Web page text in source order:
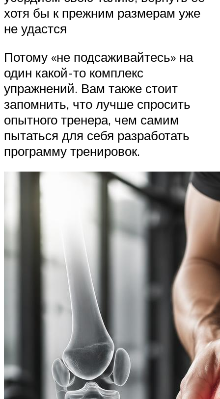
хотя бы к прежним размерам уже
не удастся
Потому «не подсаживайтесь» на
один какой-то комплекс
упражнений. Вам также стоит
запомнить, что лучше спросить
опытного тренера, чем самим
пытаться для себя разработать
программу тренировок.